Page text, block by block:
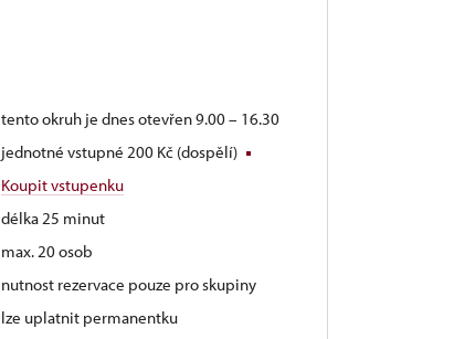
tento okruh je dnes otevřen 9.00 – 16.30
jednotné vstupné 200 Kč (dospělí)
Koupit vstupenku
délka 25 minut
max. 20 osob
nutnost rezervace pouze pro skupiny
lze uplatnit permanentku